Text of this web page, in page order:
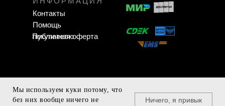
Zavodigital.ru
Контакты
Помощь
покупателю
Публичная оферта
Мы используем куки потому, что
без них вообще ничего не
Ничего, я привык